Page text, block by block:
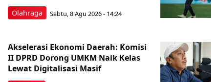
Olahraga Sabtu, 8 Agu 2026 - 14:24
Akselerasi Ekonomi Daerah: Komisi
II DPRD Dorong UMKM Naik Kelas
Lewat Digitalisasi Masif